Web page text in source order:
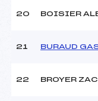
20 BOISIER
21 BURAUD
22 BROYER